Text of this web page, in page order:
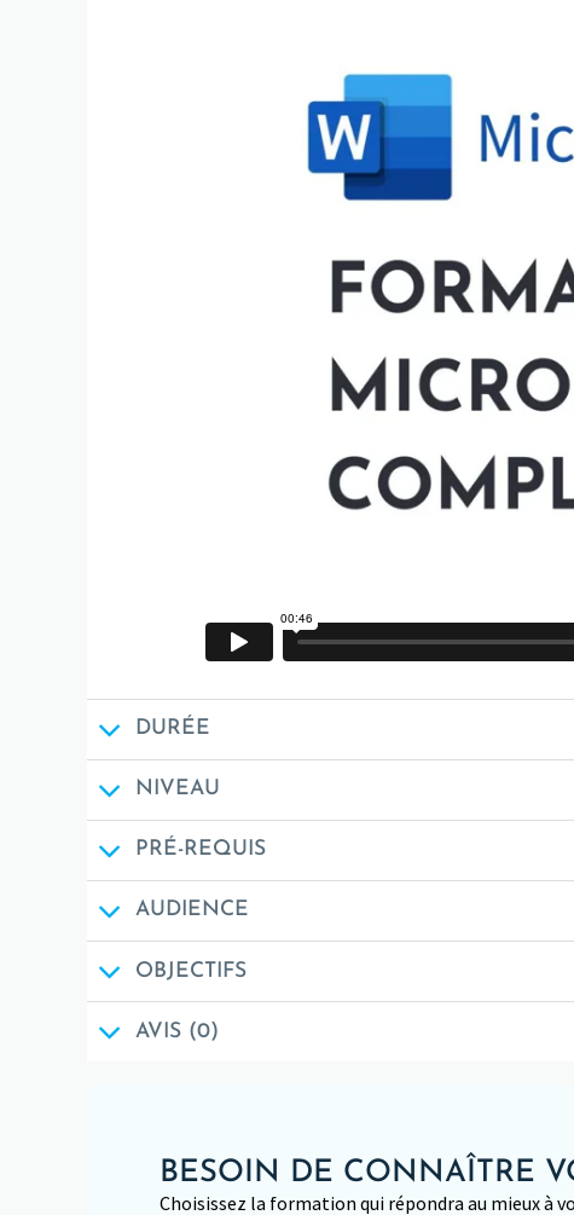
DURÉE
NIVEAU
PRÉ-REQUIS
AUDIENCE
OBJECTIFS
AVIS (0)
BESOIN DE CONNAÎTRE
Choisissez la formation qui répondra au mieux à